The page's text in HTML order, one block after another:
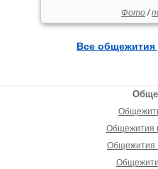
Фото/
Все общежития
Общежития
Общежития